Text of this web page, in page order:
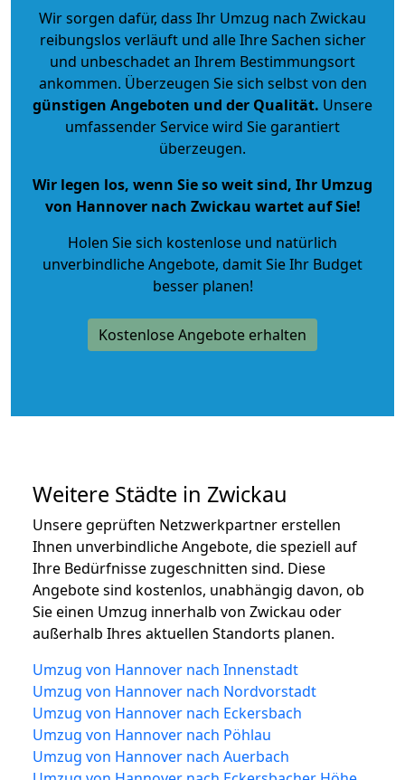
Wir sorgen dafür, dass Ihr Umzug nach Zwickau
reibungslos verläuft und alle Ihre Sachen sicher
und unbeschadet an Ihrem Bestimmungsort
ankommen. Überzeugen Sie sich selbst von den
günstigen Angeboten und der Qualität. Unsere
umfassender Service wird Sie garantiert
überzeugen.
Wir legen los, wenn Sie so weit sind, Ihr Umzug
von Hannover nach Zwickau wartet auf Sie!
Holen Sie sich kostenlose und natürlich
unverbindliche Angebote, damit Sie Ihr Budget
besser planen!
Kostenlose Angebote erhalten
Weitere Städte in Zwickau
Unsere geprüften Netzwerkpartner erstellen
Ihnen unverbindliche Angebote, die speziell auf
Ihre Bedürfnisse zugeschnitten sind. Diese
Angebote sind kostenlos, unabhängig davon, ob
Sie einen Umzug innerhalb von Zwickau oder
außerhalb Ihres aktuellen Standorts planen.
Umzug von Hannover nach Innenstadt
Umzug von Hannover nach Nordvorstadt
Umzug von Hannover nach Eckersbach
Umzug von Hannover nach Pöhlau
Umzug von Hannover nach Auerbach